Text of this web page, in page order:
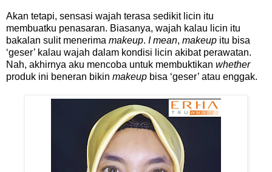
Akan tetapi, sensasi wajah terasa sedikit licin itu
membuatku penasaran. Biasanya, wajah kalau licin itu
bakalan sulit menerima makeup. I mean, makeup itu bisa
‘geser’ kalau wajah dalam kondisi licin akibat perawatan.
Nah, akhirnya aku mencoba untuk membuktikan whether
produk ini beneran bikin makeup bisa ‘geser’ atau enggak.